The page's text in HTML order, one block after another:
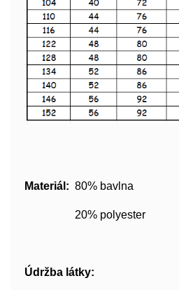
Materiál: 80% bavlna
20% polyester
Údržba látky: